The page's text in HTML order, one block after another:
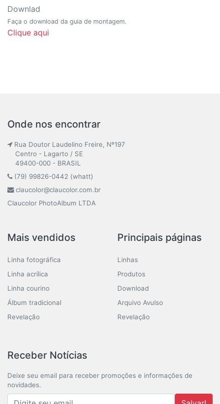
Downlad
Faça o download da guia de montagem.
Clique aqui
Onde nos encontrar
Rua Doutor Laudelino Freire, Nº197
Centro - Lagarto / SE
49400-000 - BRASIL
(79) 99826-0442 (whatt)
claucolor@claucolor.com.br
Claucolor PhotoAlbum LTDA
Mais vendidos
Linha fotográfica
Linha acrílica
Linha courino
Álbum tradicional
Revelação
Principais páginas
Linhas
Produtos
Download
Arquivo Avulso
Revelação
Receber Notícias
Deixe seu email para receber promoções e informações de
novidades.